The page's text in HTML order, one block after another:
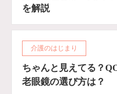
を解説
介護のはじまり
ちゃんと見えてる？
老眼鏡の選び方は？